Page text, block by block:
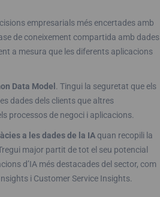
empresarials més encertades amb
de coneixement compartida amb dades
a mesura que les diferents aplicacions
Data Model . Tingui la seguretat que els
dades dels clients que altres
processos de negoci i aplicacions.
a les dades de la IA quan recopili la
major partit de tot el seu potencial
d’IA més destacades del sector, com
i Customer Service Insights.